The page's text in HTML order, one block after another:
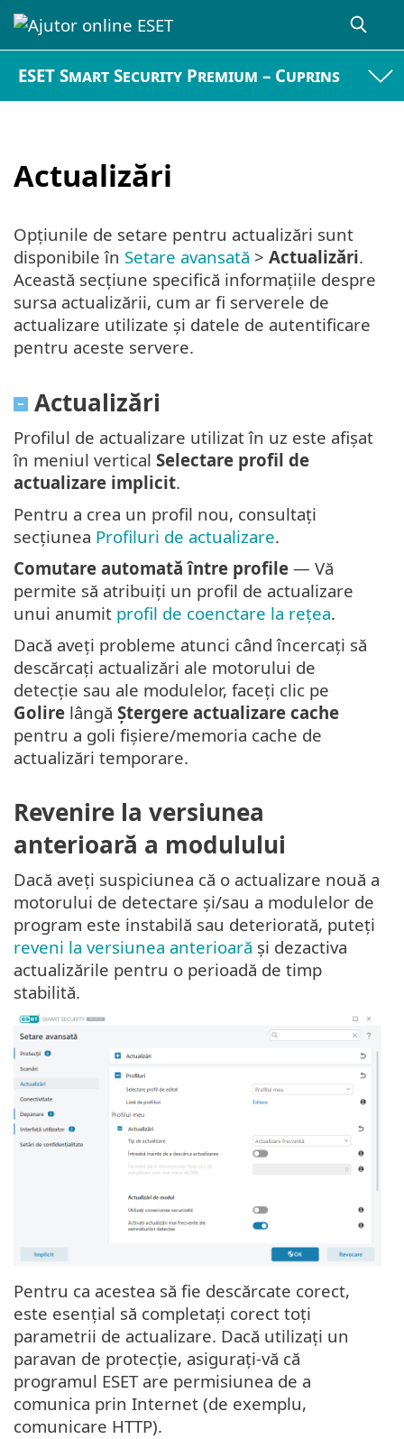
ESET Smart Security Premium – Cuprins
Actualizări
Opțiunile de setare pentru actualizări sunt
disponibile în Setare avansată > Actualizări.
Această secțiune specifică informațiile despre
sursa actualizării, cum ar fi serverele de
actualizare utilizate și datele de autentificare
pentru aceste servere.
Actualizări
Profilul de actualizare utilizat în uz este afișat
în meniul vertical Selectare profil de
actualizare implicit.
Pentru a crea un profil nou, consultați
secțiunea Profiluri de actualizare.
Comutare automată între profile — Vă
permite să atribuiți un profil de actualizare
unui anumit profil de coenctare la rețea.
Dacă aveți probleme atunci când încercați să
descărcați actualizări ale motorului de
detecție sau ale modulelor, faceți clic pe
Golire lângă Ștergere actualizare cache
pentru a goli fișiere/memoria cache de
actualizări temporare.
Revenire la versiunea
anterioară a modulului
Dacă aveți suspiciunea că o actualizare nouă a
motorului de detectare și/sau a modulelor de
program este instabilă sau deteriorată, puteți
reveni la versiunea anterioară și dezactiva
actualizările pentru o perioadă de timp
stabilită.
Pentru ca acestea să fie descărcate corect,
este esențial să completați corect toți
parametrii de actualizare. Dacă utilizați un
paravan de protecție, asigurați-vă că
programul ESET are permisiunea de a
comunica prin Internet (de exemplu,
comunicare HTTP).